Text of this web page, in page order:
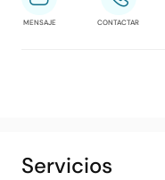
MENSAJE CONTACTAR
Servicios